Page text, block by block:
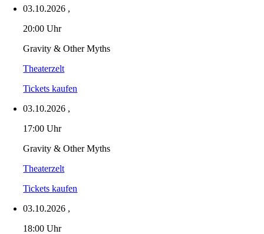
03.10.2026 ,
20:00 Uhr
Gravity & Other Myths
Theaterzelt
Tickets kaufen
03.10.2026 ,
17:00 Uhr
Gravity & Other Myths
Theaterzelt
Tickets kaufen
03.10.2026 ,
18:00 Uhr